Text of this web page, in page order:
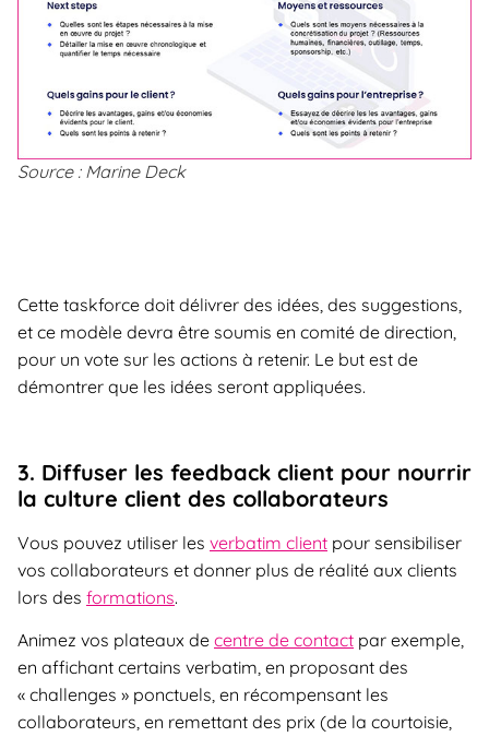
Source : Marine Deck
Cette taskforce doit délivrer des idées, des suggestions,
et ce modèle devra être soumis en comité de direction,
pour un vote sur les actions à retenir. Le but est de
démontrer que les idées seront appliquées.
3. Diffuser les feedback client pour nourrir
la culture client des collaborateurs
Vous pouvez utiliser les verbatim client pour sensibiliser
vos collaborateurs et donner plus de réalité aux clients
lors des formations.
Animez vos plateaux de centre de contact par exemple,
en affichant certains verbatim, en proposant des
« challenges » ponctuels, en récompensant les
collaborateurs, en remettant des prix (de la courtoisie,